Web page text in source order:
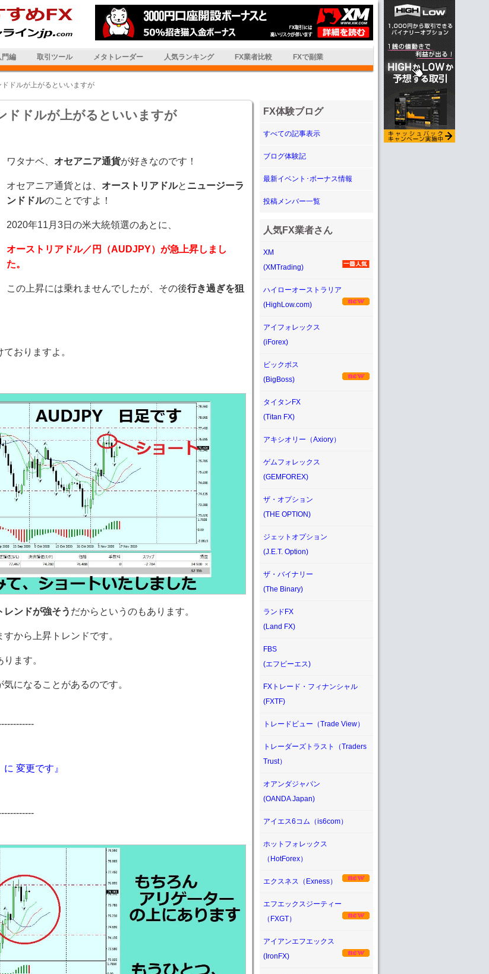
門編 取引ツール メタトレーダー 人気ランキング FX業者比較 FXで副業
ドルが上がるといいますが
ドドルが上がるといいますが
ワタナベ、 オセアニア通貨が好きなのです！
オセアニア通貨とは、 オーストリアドルと ニュージーラ
ンドドルのことですよ！
2020年11月3日の米大統領選のあとに、
オーストリアドル／円（AUDJPY） が急上昇しまし
た。
この上昇には乗れませんでしたが、その後行き過ぎを狙
おりますよ。
レンドが強そう だからというのもあります。
から上昇トレンドです。
ます。
になることがあるのです。
変更です』
FX体験ブログ
すべての記事表示
ブログ体験記
最新イベント･ボーナス情報
投稿メンバー一覧
人気FX業者さん
XM
(XMTrading)
ハイローオーストラリア
(HighLow.com)
アイフォレックス
(iForex)
ビックボス
(BigBoss)
タイタンFX
(Titan FX)
アキシオリー（Axiory）
ゲムフォレックス
(GEMFOREX)
ザ・オプション
(THE OPTION)
ジェットオプション
(J.E.T. Option)
ザ・バイナリー
(The Binary)
ランドFX
(Land FX)
FBS
(エフビーエス)
FXトレード・フィナンシャル
(FXTF)
トレードビュー（Trade View）
トレーダーズトラスト（Traders
Trust）
オアンダジャパン
(OANDA Japan)
アイエス6コム（is6com）
ホットフォレックス
（HotForex）
エクスネス（Exness）
エフエックスジーティー
（FXGT）
アイアンエフエックス
(IronFX)